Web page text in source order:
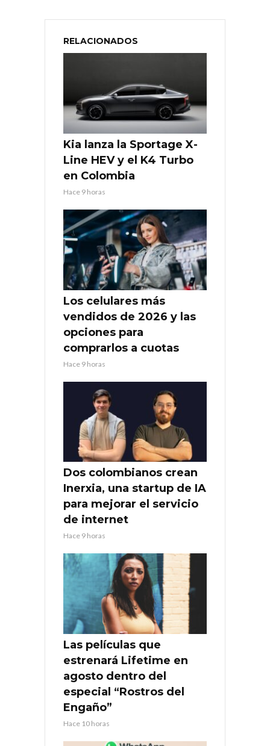
RELACIONADOS
Kia lanza la Sportage X-
Line HEV y el K4 Turbo
en Colombia
Hace 9 horas
Los celulares más
vendidos de 2026 y las
opciones para
comprarlos a cuotas
Hace 9 horas
Dos colombianos crean
Inerxia, una startup de IA
para mejorar el servicio
de internet
Hace 9 horas
Las películas que
estrenará Lifetime en
agosto dentro del
especial “Rostros del
Engaño”
Hace 10 horas